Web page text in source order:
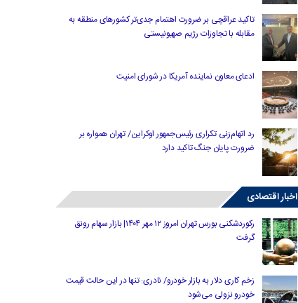
تاکید عراقچی بر ضرورت اهتمام جدی‌تر کشورهای منطقه به
مقابله با تجاوزات رژیم صهیونیستی
ادعای معاون نماینده آمریکا در شورای امنیت
رد اتهام‌زنی تکراری رئیس‌جمهور اوکراین/ تهران همواره بر
ضرورت پایان جنگ تاکید دارد
اخبار اقتصادی
رکوردشکنی بورس تهران امروز ۱۲ مهر ۱۴۰۴| بازار سهام رونق
گرفت
زخم کاری دلار به بازار خودرو/ نادری: تنها در این حالت قیمت
خودرو نزولی می‌شود